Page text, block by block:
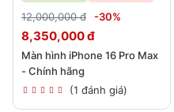
12,000,000 đ -30%
8,350,000 đ
Màn hình iPhone 16 Pro Max
- Chính hãng
(1 đánh giá)